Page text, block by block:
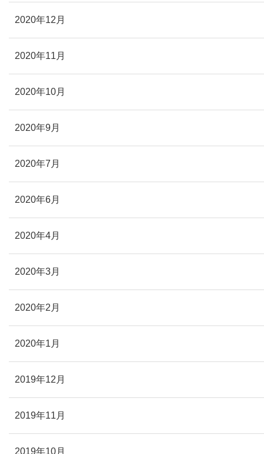
2020年12月
2020年11月
2020年10月
2020年9月
2020年7月
2020年6月
2020年4月
2020年3月
2020年2月
2020年1月
2019年12月
2019年11月
2019年10月